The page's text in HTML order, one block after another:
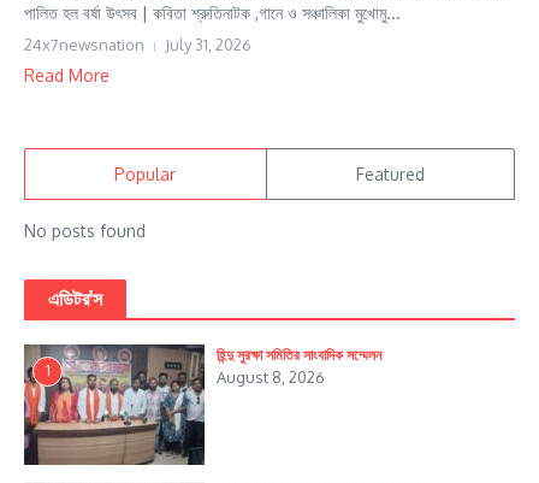
পালিত হল বর্ষা উৎসব | কবিতা শ্রুতিনাটক ,গানে ও সঞ্চালিকা মুখোমু...
24x7newsnation July 31, 2026
Read More
Popular Featured
No posts found
এডিটর'স
1
হিন্দু সুরক্ষা সমিতির সাংবাদিক সম্মেলন
August 8, 2026